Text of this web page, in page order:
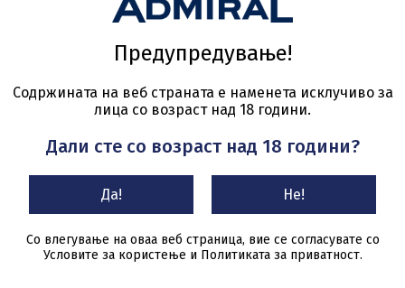
Касиер/ка
(Скопје, Штип, Радовиш, Тетово)
Во потрага си по нова работа, која е интересна и
перспективна, но и сигурна и добро платена? Ако
самоиницијативноста и работа во тим ти е јака
страна, динамичен си и умешен во работа под
притисок? Тогаш Адмирал е за тебе!!МА Гаминг
Предупредување!
Содржината на веб страната е наменета исклучиво за
лица со возраст над 18 години.
Дали сте со возраст над 18 години?
Да! Не!
Со влегување на оваа веб страница, вие се согласувате со
Условите за користење и Политиката за приватност.